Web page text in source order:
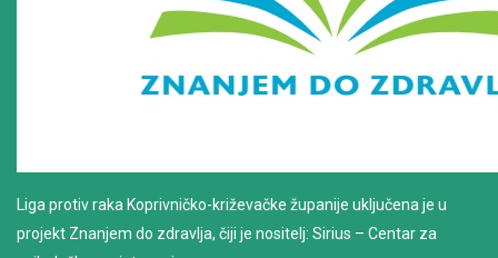
Liga protiv raka Koprivničko-križevačke županije uključena je u
projekt Znanjem do zdravlja, čiji je nositelj: Sirius – Centar za